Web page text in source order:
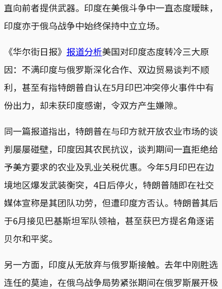
直向前者提供武器。印度在美俄斗争中一直态度暧昧，
印度亦于俄乌战争中始终保持中立立场。
《华尔街日报》 报道分析美国对印度态度转冷三大原
因：不满印度与俄罗斯深化合作、双边贸易谈判不顺
利，甚至有指特朗普自认在5月印巴冲突停火事件中有
份出力，却未获印度感谢，令双方产生嫌隙。
同一篇报道指出，特朗普在与印方就开放农业市场的谈
判屡屡碰壁，印度因其农民抗议，谈判期间一直拒绝给
予美方要求的农业及乳业关税优惠。今年5月印巴在边
境地区爆发武装衡突，4日后停火，特朗普随即在社交
媒体宣称是其团队功劳，但遭印度方否认。特朗普其后
于6月接见巴基斯坦军队领袖，甚至获巴方提名角逐诺
贝尔和平奖。
另一方面，印度从无放弃与俄罗斯接触。去年中刚胜选
连任的莫迪，在俄乌战争局势紧张期间在俄罗斯展开极